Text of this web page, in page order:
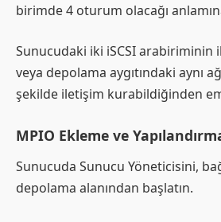
birimde 4 oturum olacağı
Sunucudaki iki iSCSI arabiriminin
veya depolama aygıtındaki aynı
şekilde iletişim kurabildiğinden
MPIO Ekleme ve
Sunucuda Sunucu Yöneticisini,
depolama alanından başlatın.